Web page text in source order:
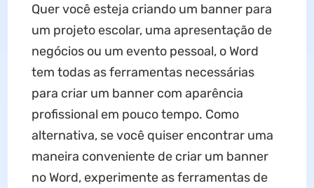
Quer você esteja criando um banner para
um projeto escolar, uma apresentação de
negócios ou um evento pessoal, o Word
tem todas as ferramentas necessárias
para criar um banner com aparência
profissional em pouco tempo. Como
alternativa, se você quiser encontrar uma
maneira conveniente de criar um banner
no Word, experimente as ferramentas de